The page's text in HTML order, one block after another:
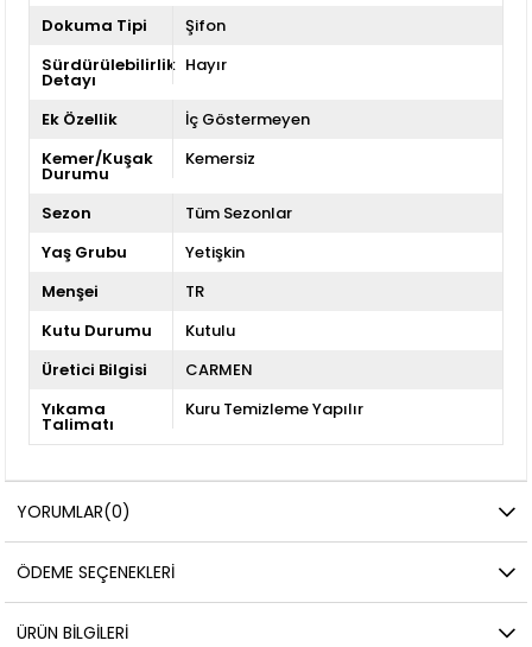
Dokuma Tipi
Şifon
Sürdürülebilirlik
Detayı
Hayır
Ek Özellik
İç Göstermeyen
Kemer/Kuşak
Durumu
Kemersiz
Sezon
Tüm Sezonlar
Yaş Grubu
Yetişkin
Menşei
TR
Kutu Durumu
Kutulu
Üretici Bilgisi
CARMEN
Yıkama
Talimatı
Kuru Temizleme Yapılır
YORUMLAR(0)
ÖDEME SEÇENEKLERI
ÜRÜN BILGILERI